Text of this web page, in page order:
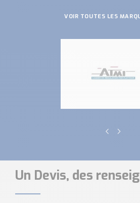
VOIR TOUTES LES
Un Devis, des